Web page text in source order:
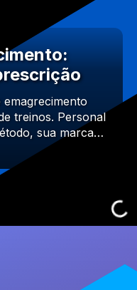
treinos. Personal
sua marca…